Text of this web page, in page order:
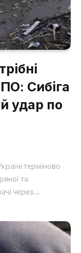
Сибіга
удар по
терміново
та
через...